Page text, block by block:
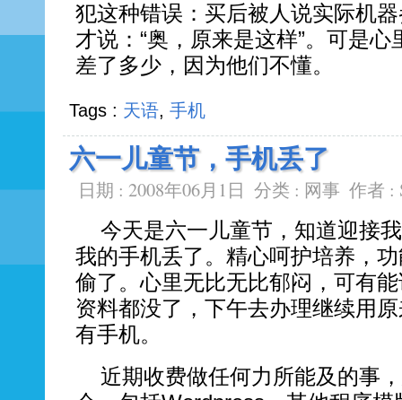
犯这种错误：买后被人说实际机
才说：“奥，原来是这样”。可是
差了多少，因为他们不懂。
Tags : 天语, 手机
六一儿童节，手机丢了
日期 : 2008年06月1日 分类 : 网事 作者 :
今天是六一儿童节，知道迎接
我的手机丢了。精心呵护培养，
偷了。心里无比无比郁闷，可有
资料都没了，下午去办理继续用
有手机。
近期收费做任何力所能及的事